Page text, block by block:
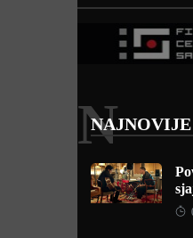
NAJNOVIJE
N